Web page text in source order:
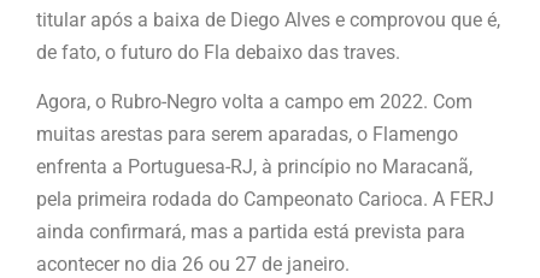
titular após a baixa de Diego Alves e comprovou que é,
de fato, o futuro do Fla debaixo das traves.
Agora, o Rubro-Negro volta a campo em 2022. Com
muitas arestas para serem aparadas, o Flamengo
enfrenta a Portuguesa-RJ, à princípio no Maracanã,
pela primeira rodada do Campeonato Carioca. A FERJ
ainda confirmará, mas a partida está prevista para
acontecer no dia 26 ou 27 de janeiro.